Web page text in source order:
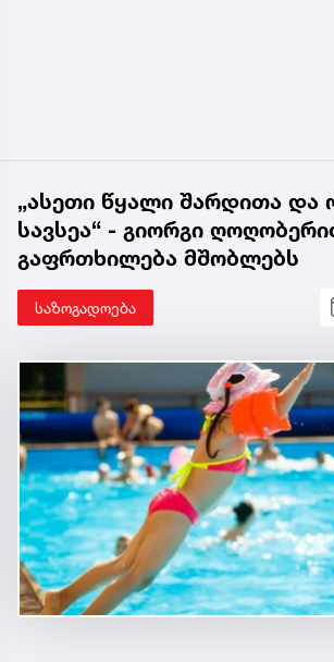
„ასეთი წყალი შარდითა
სავსეა“ - გიორგი
გაფრთხილება მშობლებს
საზოგადოება